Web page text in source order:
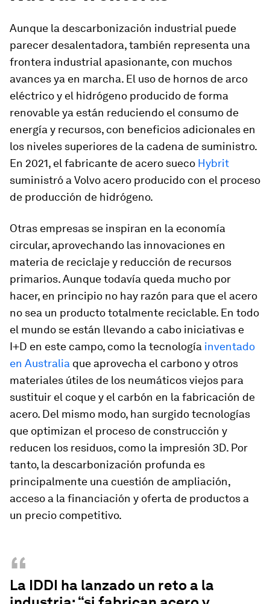
Aunque la descarbonización industrial puede
parecer desalentadora, también representa una
frontera industrial apasionante, con muchos
avances ya en marcha. El uso de hornos de arco
eléctrico y el hidrógeno producido de forma
renovable ya están reduciendo el consumo de
energía y recursos, con beneficios adicionales en
los niveles superiores de la cadena de suministro.
En 2021, el fabricante de acero sueco Hybrit
suministró a Volvo acero producido con el proceso
de producción de hidrógeno.
Otras empresas se inspiran en la economía
circular, aprovechando las innovaciones en
materia de reciclaje y reducción de recursos
primarios. Aunque todavía queda mucho por
hacer, en principio no hay razón para que el acero
no sea un producto totalmente reciclable. En todo
el mundo se están llevando a cabo iniciativas e
I+D en este campo, como la tecnología inventado
en Australia que aprovecha el carbono y otros
materiales útiles de los neumáticos viejos para
sustituir el coque y el carbón en la fabricación de
acero. Del mismo modo, han surgido tecnologías
que optimizan el proceso de construcción y
reducen los residuos, como la impresión 3D. Por
tanto, la descarbonización profunda es
principalmente una cuestión de ampliación,
acceso a la financiación y oferta de productos a
un precio competitivo.
“
La IDDI ha lanzado un reto a la